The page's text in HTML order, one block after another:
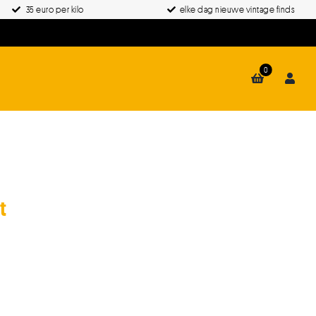
35 euro per kilo elke dag nieuwe vintage finds
0